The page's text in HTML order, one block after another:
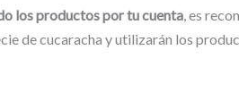
los productos por tu cuenta , es
de cucaracha y utilizarán los